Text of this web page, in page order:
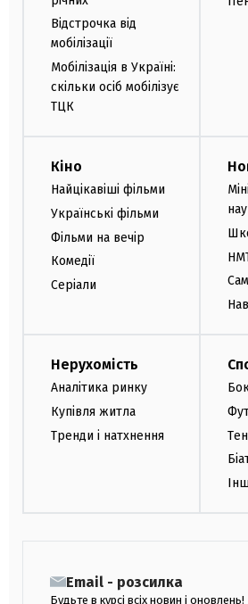
Відстрочка від
мобілізації
Мобілізація в Україні:
скільки осіб мобілізує
ТЦК
Кіно
Найцікавіші фільми
Українські фільми
Фільми на вечір
Комедії
Серіали
Нерухомість
Аналітика ринку
Купівля житла
Тренди і натхнення
Email - розсилка
Будьте в курсі всіх новин і оновлень!